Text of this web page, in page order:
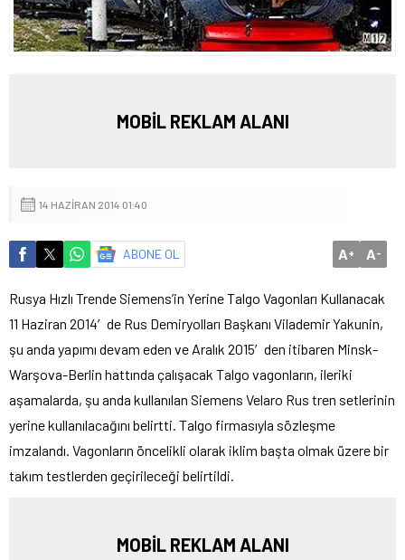
MOBİL REKLAM ALANI
14 HAZIRAN 2014 01:40
ABONE OL A+ A-
Rusya Hızlı Trende Siemens’in Yerine Talgo Vagonları Kullanacak
11 Haziran 2014′de Rus Demiryolları Başkanı Vilademir Yakunin,
şu anda yapımı devam eden ve Aralık 2015′den itibaren Minsk-
Warşova-Berlin hattında çalışacak Talgo vagonların, ileriki
aşamalarda, şu anda kullanılan Siemens Velaro Rus tren setlerinin
yerine kullanılacağını belirtti. Talgo firmasıyla sözleşme
imzalandı. Vagonların öncelikli olarak iklim başta olmak üzere bir
takım testlerden geçirileceği belirtildi.
MOBİL REKLAM ALANI